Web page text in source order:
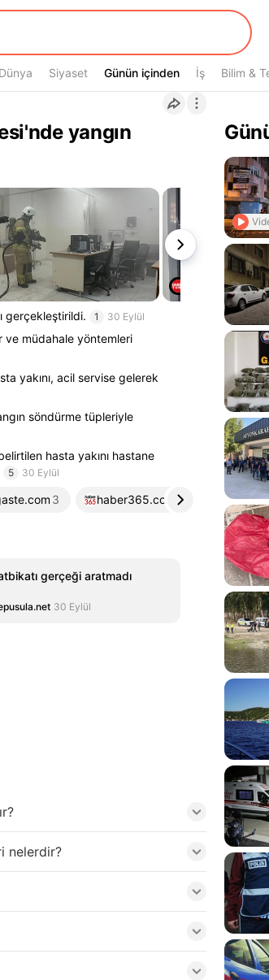
Dünya Siyaset Günün içinden
Günün içinden İş Bilim &
yangın
gerçekleştirildi. 1 30 Eylül
ve müdahale yöntemleri
yakını, acil servise gelerek
söndürme tüpleriyle
hasta yakını hastane
5 30 Eylül
3 haber365.com 4
gerçeği aratmadı
30 Eylül
nelerdir?